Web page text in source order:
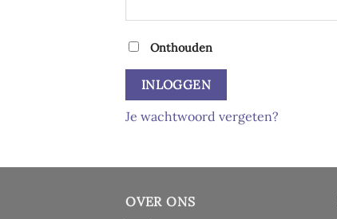
Onthouden
INLOGGEN
Je wachtwoord vergeten?
OVER ONS